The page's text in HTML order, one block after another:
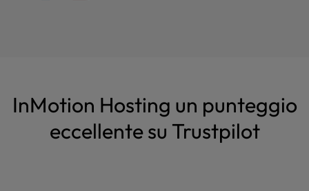
InMotion Hosting un punteggio
eccellente su Trustpilot